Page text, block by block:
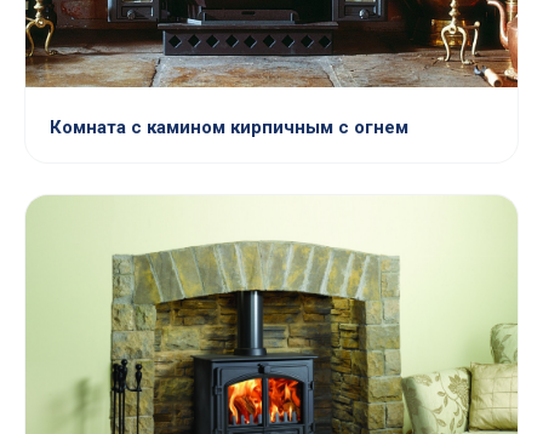
Комната с камином кирпичным с огнем